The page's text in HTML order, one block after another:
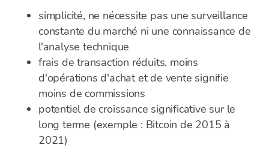
simplicité, ne nécessite pas une surveillance
constante du marché ni une connaissance de
l'analyse technique
frais de transaction réduits, moins
d'opérations d'achat et de vente signifie
moins de commissions
potentiel de croissance significative sur le
long terme (exemple : Bitcoin de 2015 à
2021)